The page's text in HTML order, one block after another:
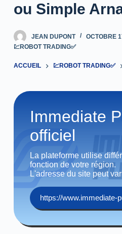
ou Simple
JEAN DUPONT
OCTOBRE
💹ROBOT TRADING✅
ACCUEIL 💹ROBOT TRADING✅
Immediate
officiel
La plateforme utilise
fonction de votre région.
L'adresse du site peut
https://www.immediate-